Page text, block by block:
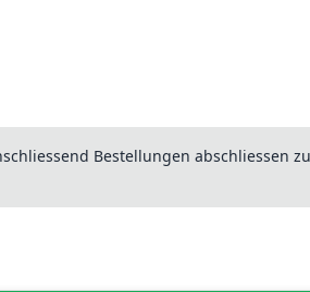
Bestellungen abschliessen